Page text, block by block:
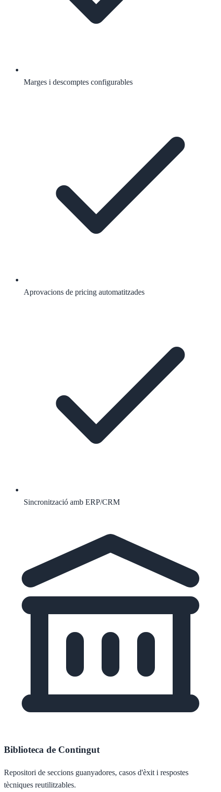
Marges i descomptes configurables
Aprovacions de pricing automatitzades
Sincronització amb ERP/CRM
Biblioteca de Contingut
Repositori de seccions guanyadores, casos d'èxit i respostes
tècniques reutilitzables.